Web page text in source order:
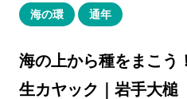
海の環 通年
海の上から種をまこう
生カヤック｜岩手大槌